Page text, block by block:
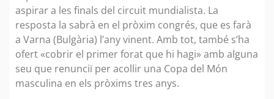
aspirar a les finals del circuit mundialista. La
resposta la sabrà en el pròxim congrés, que es farà
a Varna (Bulgària) l’any vinent. Amb tot, també s’ha
ofert «cobrir el primer forat que hi hagi» amb alguna
seu que renunciï per acollir una Copa del Món
masculina en els pròxims tres anys.